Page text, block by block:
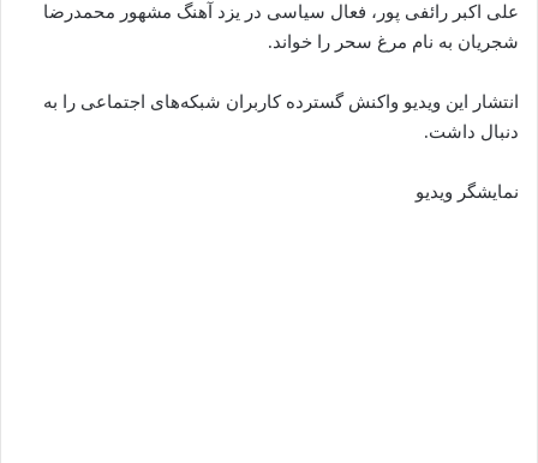
علی‌ اکبر رائفی‌ پور، فعال سیاسی در یزد آهنگ مشهور محمدرضا
شجریان به نام مرغ سحر را خواند.
انتشار این ویدیو واکنش گسترده کاربران شبکه‌های اجتماعی را به
دنبال داشت.
نمایشگر ویدیو